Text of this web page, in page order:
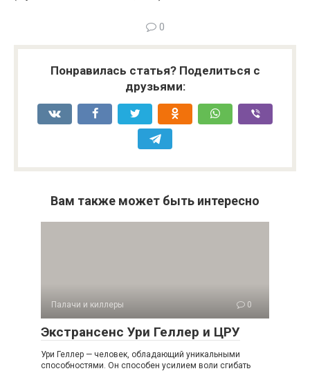
0
Понравилась статья? Поделиться с
друзьями:
Вам также может быть интересно
Палачи и киллеры 0
Экстрансенс Ури Геллер и ЦРУ
Ури Геллер — человек, обладающий уникальными
способностями. Он способен усилием воли сгибать